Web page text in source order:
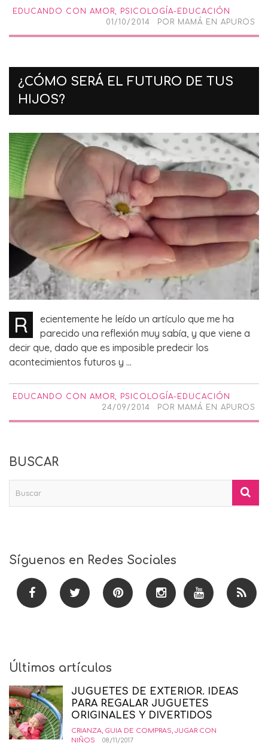
EDUCANDO CON AMOR, PSICOLOGÍA-EDUCACIÓN
01/10/2014
POR MAMÁ EN APUROS
¿CÓMO SERÁ EL FUTURO DE TUS
HIJOS?
R
ecientemente he leído un artículo que me ha
parecido una reflexión muy sabía, y que viene a
decir que, dado que es imposible predecir los
acontecimientos futuros y ...
EDUCANDO CON AMOR
PSICOLOGÍA-EDUCACIÓN
24/09/2014
POR MAMÁ EN APUROS
BUSCAR
Síguenos en Redes Sociales
Últimos artículos
JUGUETES DE EXTERIOR. IDEAS
PARA REGALAR JUGUETES
ORIGINALES Y DIVERTIDOS
CRIANZA, GUIA DE COMPRAS, JUGAR CON
NIÑOS
08/11/2017